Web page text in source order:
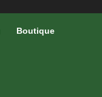
Boutique